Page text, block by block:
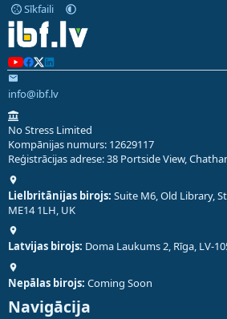
Sīkfaili
info@ibf.lv
No Stress Limited
Kompānijas numurs: 12629117
Reģistrācijas adrese: 38 Portside View,
Lielbritānijas birojs: Suite M6, Old Library,
ME14 1LH, UK
Latvijas birojs: Doma Laukums 2, Rīga, LV-
Nepālas birojs: Coming Soon
Navigācija